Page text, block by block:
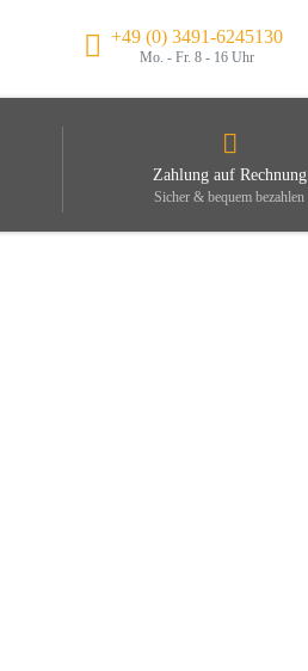
+49 (0) 3491-6245130
Mo. - Fr. 8 - 16 Uhr
Zahlung auf Rechnung
Sicher & bequem bezahlen